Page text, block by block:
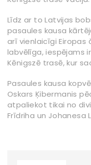
Līdz ar to Latvijas
pasaules kausa
arī vienlaicīgi
labvēlīga, iespējams
Kēnigszē trasē, kur
Pasaules kausa
Oskars Ķibermanis
atpaliekot tikai no
Frīdriha un Johanesa